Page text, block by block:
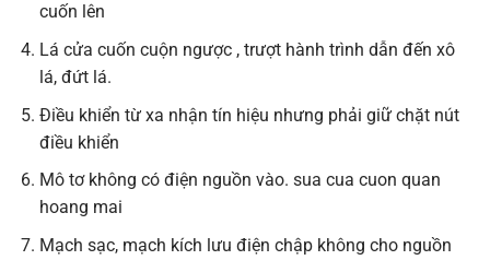
cuốn lên
Lá cửa cuốn cuộn ngược , trượt hành trình dẫn đến xô
lá, đứt lá.
Điều khiển từ xa nhận tín hiệu nhưng phải giữ chặt nút
điều khiển
Mô tơ không có điện nguồn vào. sua cua cuon quan
hoang mai
Mạch sạc, mạch kích lưu điện chập không cho nguồn